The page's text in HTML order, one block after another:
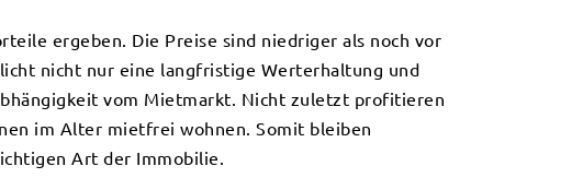
ergeben. Die Preise sind niedriger als noch vor
nicht nur eine langfristige Werterhaltung und
vom Mietmarkt. Nicht zuletzt profitieren
im Alter mietfrei wohnen. Somit bleiben
Art der Immobilie.